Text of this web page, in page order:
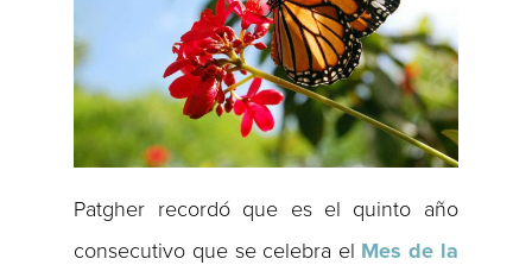
Patgher recordó que es el quinto año
consecutivo que se celebra el Mes de la